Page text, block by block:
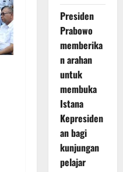
Presiden
Prabowo
memberika
n arahan
untuk
membuka
Istana
Kepresiden
an bagi
kunjungan
pelajar